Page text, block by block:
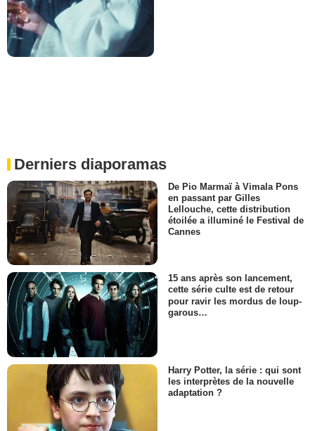
Derniers diaporamas
De Pio Marmaï à Vimala Pons
en passant par Gilles
Lellouche, cette distribution
étoilée a illuminé le Festival de
Cannes
15 ans après son lancement,
cette série culte est de retour
pour ravir les mordus de loup-
garous…
Harry Potter, la série : qui sont
les interprètes de la nouvelle
adaptation ?